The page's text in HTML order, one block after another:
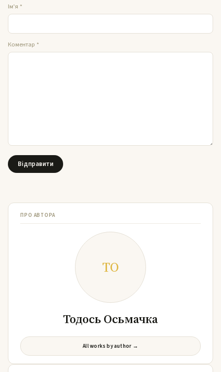
Ім'я *
Коментар *
ПРО АВТОРА
ТО
Тодось Осьмачка
All works by author →